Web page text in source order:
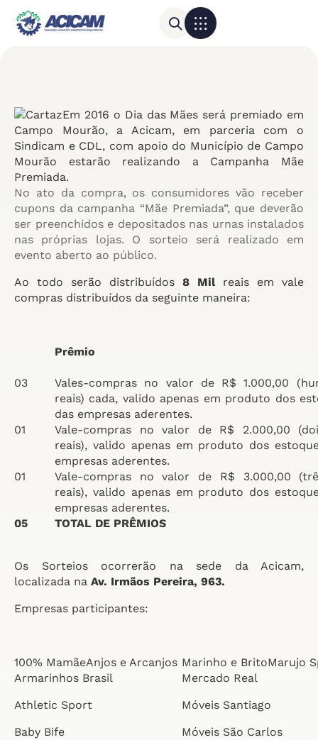
Em 2016 o Dia das Mães será premiado em
Campo Mourão, a Acicam, em parceria com o
Sindicam e CDL, com apoio do Município de Campo
Mourão estarão realizando a Campanha Mãe
Premiada.
No ato da compra, os consumidores vão receber
cupons da campanha “Mãe Premiada”, que deverão
ser preenchidos e depositados nas urnas instalados
nas próprias lojas. O sorteio será realizado em
evento aberto ao público.
Ao todo serão distribuídos 8 Milreais em vale
compras distribuídos da seguinte maneira:
Prêmio
03
Vales-compras no valor de R$ 1.000,00
reais) cada, valido apenas em produto dos
das empresas aderentes.
01
Vale-compras no valor de R$ 2.000,00
reais), valido apenas em produto dos
empresas aderentes.
01
Vale-compras no valor de R$ 3.000,00
reais), valido apenas em produto dos
empresas aderentes.
05
TOTAL DE PRÊMIOS
Os Sorteios ocorrerão na sede da Acicam,
localizada na Av. Irmãos Pereira, 963.
Empresas participantes:
100% MamãeAnjos e Arcanjos
Armarinhos Brasil
Athletic Sport
Baby Bife
Marinho e BritoMarujo
Mercado Real
Móveis Santiago
Móveis São Carlos